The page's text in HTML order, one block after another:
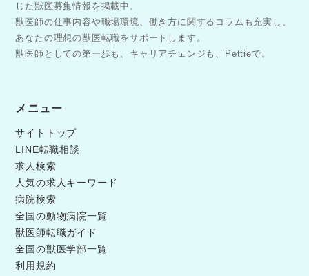
家族に見立てた「模擬インフォームドコンセント」の
実施。 STEP 05： 合格後、指導医の監督下で当該疾患
のメイン執刀を開始。 ✅獣医療に集中できる環境 各病
院拠点とは別に、バックオフィス業務を担う本社機能
ある医療に専念できます。 ✅一人一人に寄り添うキャ
を大切にしたい」「いつか開業したい」…。 働くスタ
ッフ個々のニーズに合わせた、柔軟なキャリアパスを
ご提供します。 研究発表や開業支援にも積極的に対応
します。 ✅専門性と働きやすさの両立 雇用形態は正社
員を基本に、契約社員・パート・アルバイトなど柔軟
な勤務形態も応相談です。 自己研修費補助制度もあ
り、学会参加や勉強会など自主的なスキルアップもバ
ックアップしています。
じた獣医募集情報を掲載中。
獣医師の仕事内容や職場環境、働き方に関するコラムも充実し、
あなたの理想の獣医転職をサポートします。
獣医師としての第一歩も、キャリアチェンジも、Pettieで。
メニュー
サイトトップ
LINE転職相談
求人検索
人気の求人キーワード
病院検索
全国の動物病院一覧
獣医師転職ガイド
全国の獣医学部一覧
利用規約